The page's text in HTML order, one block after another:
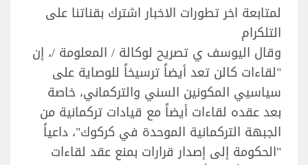
لمتابعة اخر تطورات الاخبار اشترك بقناتنا على
التلكرام
وقال اليوسف ي تصريح لوكالة / المعلومة /، إن
"لقاءات كالن تعد أيضاً ترسيخاً للوصاية على
سياسيي المكونين السني والتركماني، خاصة
بعد عقده لقاءات أيضاً مع قيادات تركمانية من
الجبهة التركمانية الموحدة في كركوك"، داعياً
"الحكومة إلى إصدار قرارات بمنع عقد لقاءات